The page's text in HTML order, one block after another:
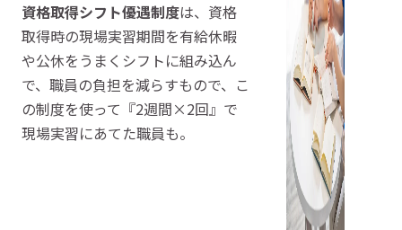
資格取得シフト優遇制度は、資格
取得時の現場実習期間を有給休暇
や公休をうまくシフトに組み込ん
で、職員の負担を減らすもので、こ
の制度を使って『2週間×2回』で
現場実習にあてた職員も。